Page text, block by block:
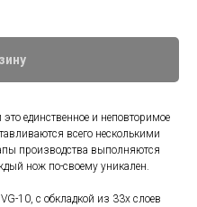
единственное и неповторимое
всего несколькими
производства выполняются
нож по-своему уникален.
10, с обкладкой из 33х слоев